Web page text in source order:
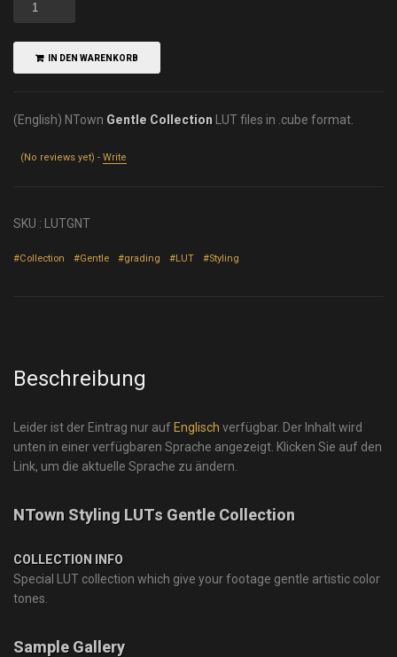
IN DEN WARENKORB
(English) NTown Gentle Collection LUT files in .cube format.
(No reviews yet) - Write
SKU : LUTGNT
#Collection #Gentle #grading #LUT #Styling
Beschreibung
Leider ist der Eintrag nur aufEnglisch verfügbar. Der Inhalt wird
unten in einer verfügbaren Sprache angezeigt. Klicken Sie auf den
Link, um die aktuelle Sprache zu ändern.
NTown Styling LUTs Gentle Collection
COLLECTION INFO
Special LUT collection which give your footage gentle artistic color
tones.
Sample Gallery